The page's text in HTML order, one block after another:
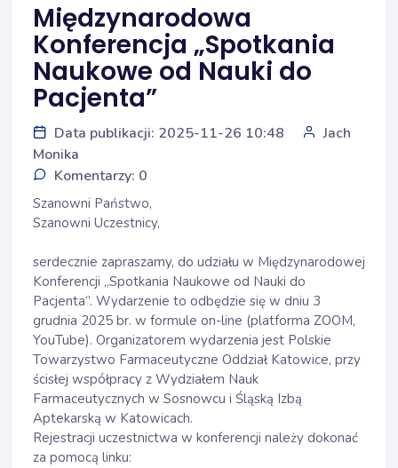
Międzynarodowa
Konferencja „Spotkania
Naukowe od Nauki do
Pacjenta”
Data publikacji: 2025-11-26 10:48
Jach
Monika
Komentarzy: 0
Szanowni Państwo,
Szanowni Uczestnicy,
serdecznie zapraszamy, do udziału w Międzynarodowej
Konferencji „Spotkania Naukowe od Nauki do
Pacjenta”. Wydarzenie to odbędzie się w dniu 3
grudnia 2025 br. w formule on-line (platforma ZOOM,
YouTube). Organizatorem wydarzenia jest Polskie
Towarzystwo Farmaceutyczne Oddział Katowice, przy
ścisłej współpracy z Wydziałem Nauk
Farmaceutycznych w Sosnowcu i Śląską Izbą
Aptekarską w Katowicach.
Rejestracji uczestnictwa w konferencji należy dokonać
za pomocą linku: